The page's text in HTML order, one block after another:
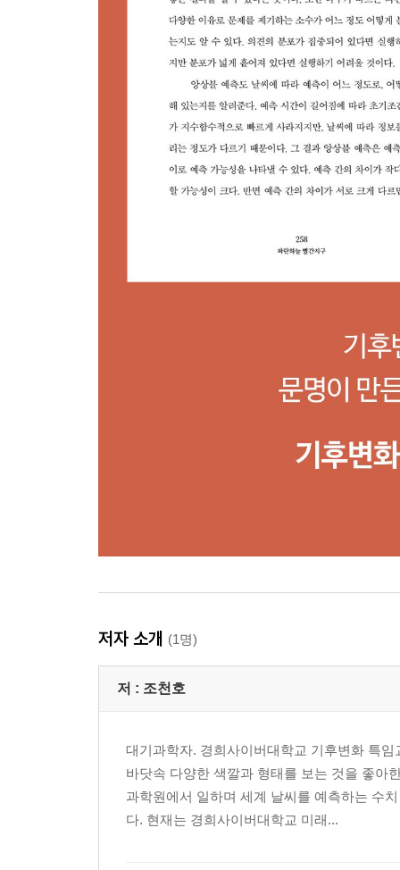
저자 소개 (1명)
저 : 조천호
대기과학자. 경희사이버대학교 기후변화 특
바닷속 다양한 색깔과 형태를 보는 것을 좋아
과학원에서 일하며 세계 날씨를 예측하는 수
다. 현재는 경희사이버대학교 미래...